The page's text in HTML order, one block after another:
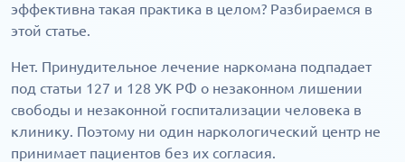
эффективна такая практика в целом? Разбираемся в
этой статье.
Нет. Принудительное лечение наркомана подпадает
под статьи 127 и 128 УК РФ о незаконном лишении
свободы и незаконной госпитализации человека в
клинику. Поэтому ни один наркологический центр не
принимает пациентов без их согласия.